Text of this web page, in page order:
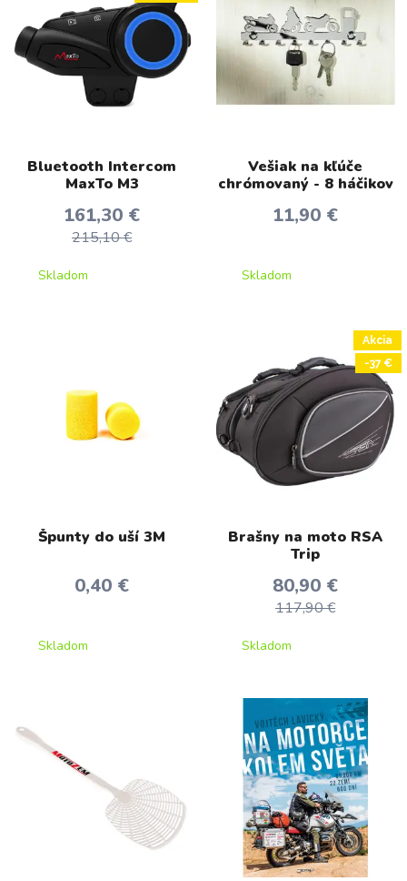
Bluetooth Intercom
MaxTo M3
161,30 €
215,10 €
Skladom
Vešiak na kľúče
chrómovaný - 8 háčikov
11,90 €
Skladom
Špunty do uší 3M
0,40 €
Skladom
Akcia
-37 €
Brašny na moto RSA
Trip
80,90 €
117,90 €
Skladom